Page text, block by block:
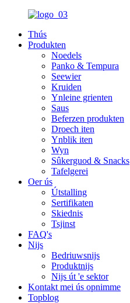
Thús
Produkten
Noedels
Panko & Tempura
Seewier
Kruiden
Ynleine grienten
Saus
Beferzen produkten
Droech iten
Ynblik iten
Wyn
Sûkerguod & Snacks
Tafelgerei
Oer ús
Útstalling
Sertifikaten
Skiednis
Tsjinst
FAQ's
Nijs
Bedriuwsnijs
Produktnijs
Nijs út 'e sektor
Kontakt mei ús opnimme
Topblog